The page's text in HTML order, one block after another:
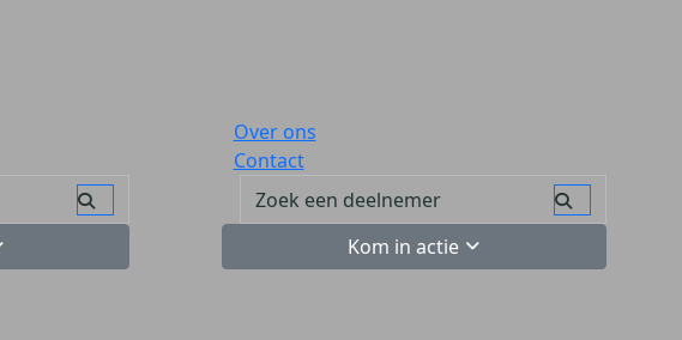
Over ons
Contact
Kom in actie